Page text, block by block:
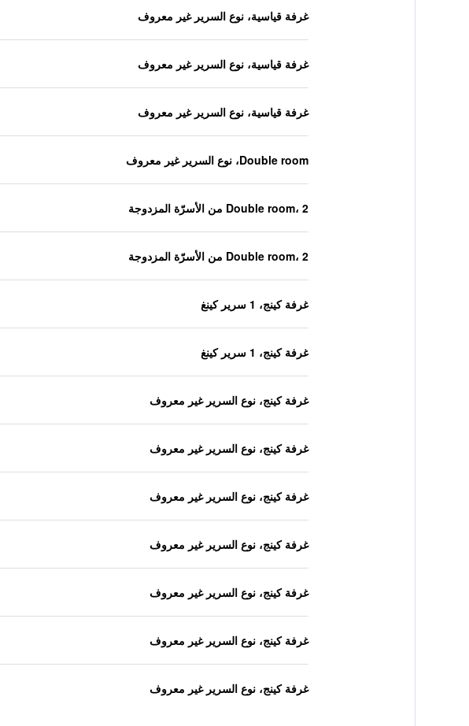
غرفة قياسية، نوع السرير غير معروف
غرفة قياسية، نوع السرير غير معروف
غرفة قياسية، نوع السرير غير معروف
Double room، نوع السرير غير معروف
Double room، 2 من الأسرّة المزدوجة
Double room، 2 من الأسرّة المزدوجة
غرفة كينج، 1 سرير كينغ
غرفة كينج، 1 سرير كينغ
غرفة كينج، نوع السرير غير معروف
غرفة كينج، نوع السرير غير معروف
غرفة كينج، نوع السرير غير معروف
غرفة كينج، نوع السرير غير معروف
غرفة كينج، نوع السرير غير معروف
غرفة كينج، نوع السرير غير معروف
غرفة كينج، نوع السرير غير معروف